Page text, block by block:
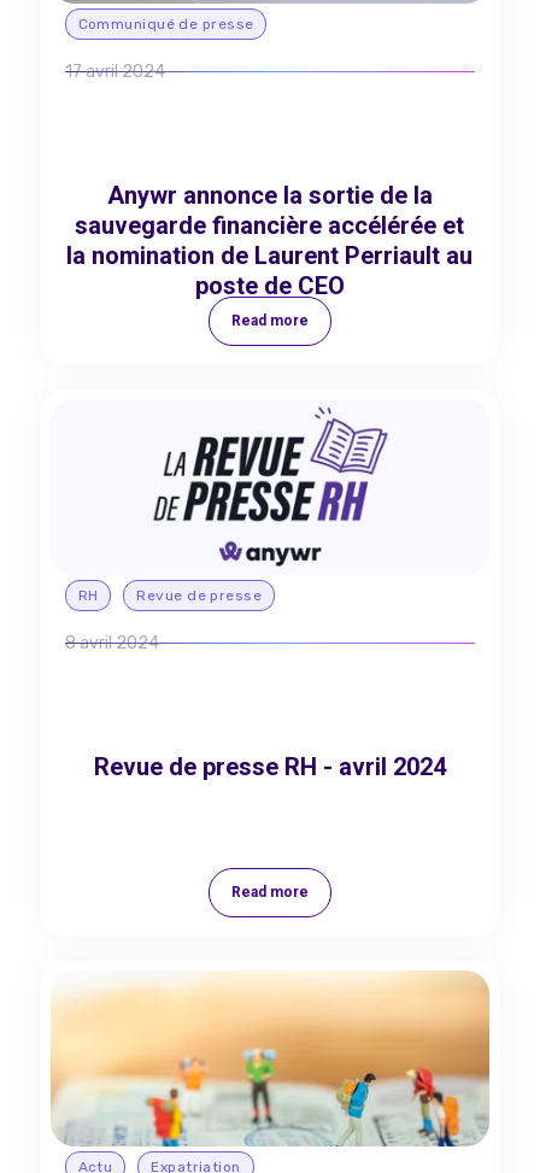
Communiqué de presse
17 avril 2024
Anywr annonce la sortie de la
sauvegarde financière accélérée et
la nomination de Laurent Perriault au
poste de CEO
Read more
RH Revue de presse
8 avril 2024
Revue de presse RH - avril 2024
Read more
Actu Expatriation